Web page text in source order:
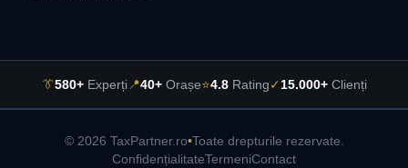
👔580+Experți📍40+Orașe⭐4.8Rating✓15.000+Clienți
© 2026 TaxPartner.ro•Toate drepturile rezervate.
ConfidențialitateTermeniContact